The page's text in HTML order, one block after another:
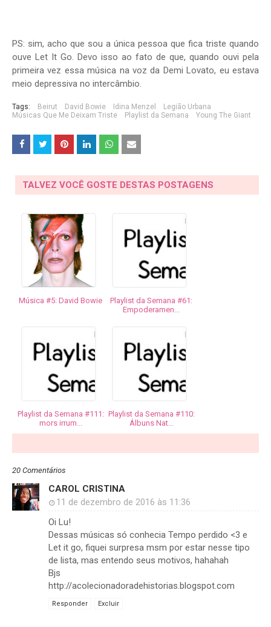
PS: sim, acho que sou a única pessoa que fica triste quando
ouve Let It Go. Devo isso ao fato de que, quando ouvi pela
primeira vez essa música na voz da Demi Lovato, eu estava
meio depressiva no intercâmbio.
Tags: Beirut David Bowie Idina Menzel
Legião Urbana
Músicas Que Me Deixam Triste
Playlist da Semana Young The Giant
TALVEZ VOCÊ GOSTE DESTAS POSTAGENS
Música #5: David Bowie
Playlist da Semana #61:
Empoderamen...
Playlist da Semana #111:
mors irrum...
Playlist da Semana #110:
Álbuns Nat...
20 Comentários
CAROL CRISTINA
11 de dezembro de 2016 às 11:36
Oi Lu!
Dessas músicas só conhecia Tempo perdido <3 e
Let it go, fiquei surpresa msm por estar nesse tipo
de lista, mas entendo seus motivos, hahahah
Bjs
http://acolecionadoradehistorias.blogspot.com
Responder Excluir